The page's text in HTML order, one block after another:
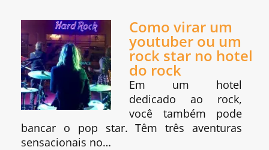
Como virar um
youtuber ou um
rock star no hotel
do rock
Em um hotel
dedicado ao rock,
você também pode
bancar o pop star. Têm três aventuras
sensacionais no…